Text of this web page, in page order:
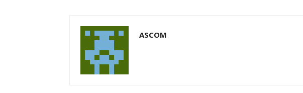
ASCOM